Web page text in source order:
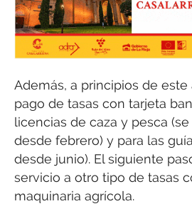
Además, a principios de
pago de tasas con tarjeta
licencias de caza y pesca
desde febrero) y para las
desde junio). El siguiente
servicio a otro tipo de tasas
maquinaria agrícola.